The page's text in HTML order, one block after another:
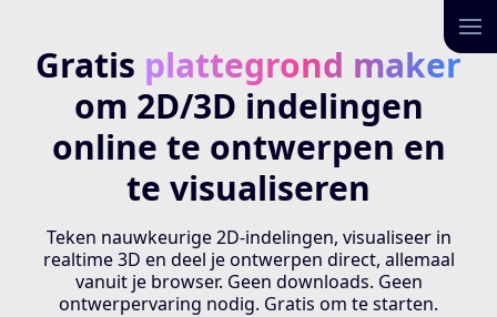
Gratis plattegrond maker
om 2D/3D indelingen
online te ontwerpen en
te visualiseren
Teken nauwkeurige 2D-indelingen, visualiseer in
realtime 3D en deel je ontwerpen direct, allemaal
vanuit je browser. Geen downloads. Geen
ontwerpervaring nodig. Gratis om te starten.